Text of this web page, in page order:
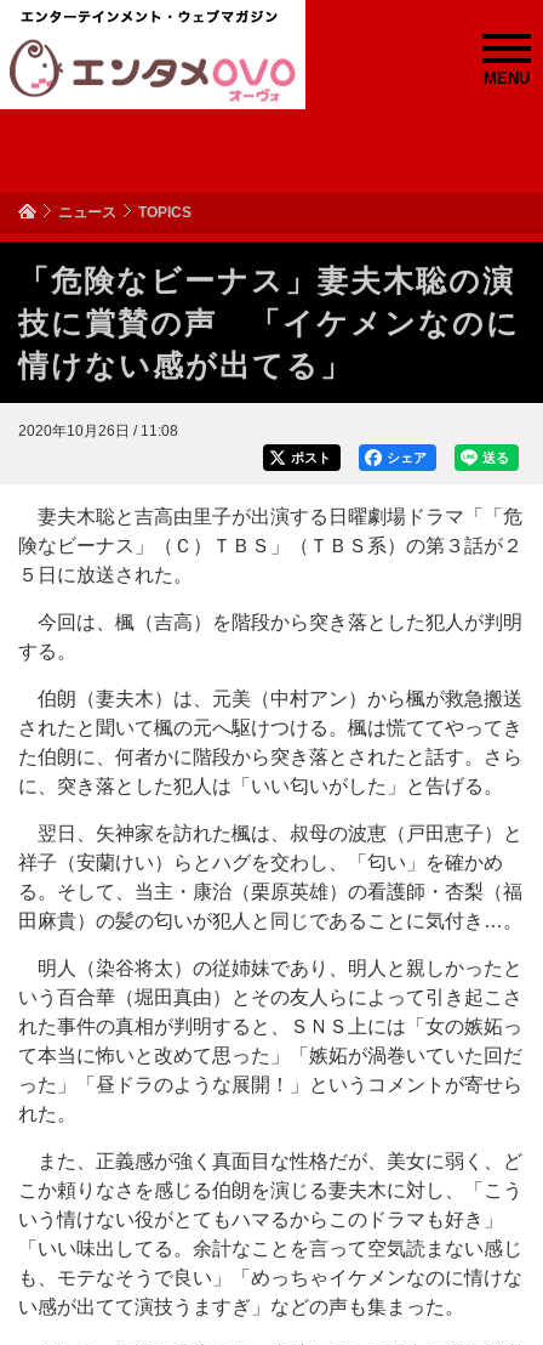
MENU
ニュース TOPICS
「危険なビーナス」妻夫木聡の演
技に賞賛の声 「イケメンなのに
情けない感が出てる」
2020年10月26日 / 11:08
送る
シェア
ポスト
妻夫木聡と吉高由里子が出演する日曜劇場ドラマ「「危
険なビーナス」（Ｃ）ＴＢＳ」（ＴＢＳ系）の第３話が２
５日に放送された。
今回は、楓（吉高）を階段から突き落とした犯人が判明
する。
伯朗（妻夫木）は、元美（中村アン）から楓が救急搬送
されたと聞いて楓の元へ駆けつける。楓は慌ててやってき
た伯朗に、何者かに階段から突き落とされたと話す。さら
に、突き落とした犯人は「いい匂いがした」と告げる。
翌日、矢神家を訪れた楓は、叔母の波恵（戸田恵子）と
祥子（安蘭けい）らとハグを交わし、「匂い」を確かめ
る。そして、当主・康治（栗原英雄）の看護師・杏梨（福
田麻貴）の髪の匂いが犯人と同じであることに気付き…。
明人（染谷将太）の従姉妹であり、明人と親しかったと
いう百合華（堀田真由）とその友人らによって引き起こさ
れた事件の真相が判明すると、ＳＮＳ上には「女の嫉妬っ
て本当に怖いと改めて思った」「嫉妬が渦巻いていた回だ
った」「昼ドラのような展開！」というコメントが寄せら
れた。
また、正義感が強く真面目な性格だが、美女に弱く、ど
こか頼りなさを感じる伯朗を演じる妻夫木に対し、「こう
いう情けない役がとてもハマるからこのドラマも好き」
「いい味出してる。余計なことを言って空気読まない感じ
も、モテなそうで良い」「めっちゃイケメンなのに情けな
い感が出てて演技うますぎ」などの声も集まった。